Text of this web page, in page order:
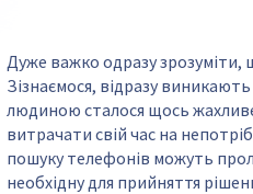
Дуже важко одразу
Зізнаємося, відразу
людиною сталося щось
витрачати свій час на
пошуку телефонів можуть
необхідну для прийняття